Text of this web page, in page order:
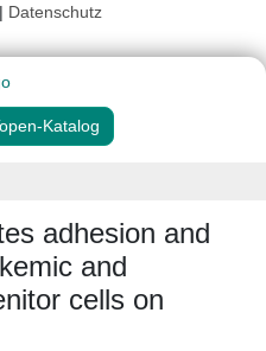
| Datenschutz
Katalog
adhesion and
and
cells on